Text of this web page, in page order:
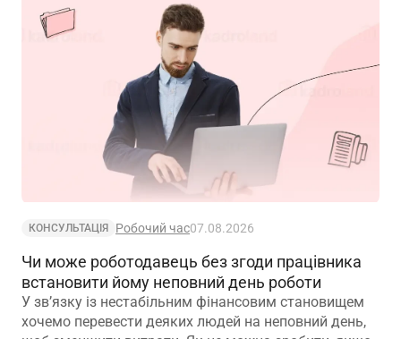
КОНСУЛЬТАЦІЯ Робочий час07.08.2026
Чи може роботодавець без згоди працівника
встановити йому неповний день роботи
У зв’язку із нестабільним фінансовим становищем
хочемо перевести деяких людей на неповний день,